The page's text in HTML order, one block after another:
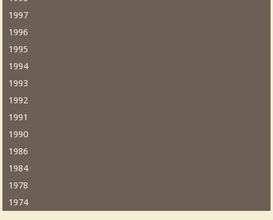
1997
1996
1995
1994
1993
1992
1991
1990
1986
1984
1978
1974